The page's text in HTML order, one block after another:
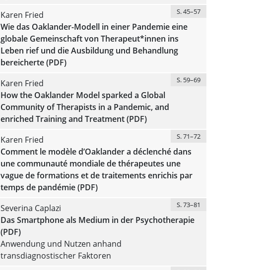
Karen Fried
S. 45–57
Wie das Oaklander-Modell in einer Pandemie eine
globale Gemeinschaft von Therapeut*innen ins
Leben rief und die Ausbildung und Behandlung
bereicherte (PDF)
Karen Fried
S. 59–69
How the Oaklander Model sparked a Global
Community of Therapists in a Pandemic, and
enriched Training and Treatment (PDF)
Karen Fried
S. 71–72
Comment le modèle d’Oaklander a déclenché dans
une communauté mondiale de thérapeutes une
vague de formations et de traitements enrichis par
temps de pandémie (PDF)
Severina Caplazi
S. 73–81
Das Smartphone als Medium in der Psychotherapie
(PDF)
Anwendung und Nutzen anhand
transdiagnostischer Faktoren